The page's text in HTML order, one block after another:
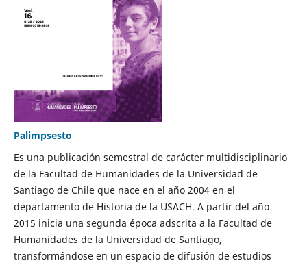
Palimpsesto
Es una publicación semestral de carácter multidisciplinario
de la Facultad de Humanidades de la Universidad de
Santiago de Chile que nace en el año 2004 en el
departamento de Historia de la USACH. A partir del año
2015 inicia una segunda época adscrita a la Facultad de
Humanidades de la Universidad de Santiago,
transformándose en un espacio de difusión de estudios